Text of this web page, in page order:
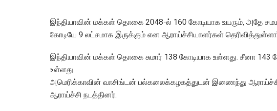
இந்தியாவின் மக்கள் தொகை 2048-ல் 160 கோடியாக உயரும், அதே
கோடியே 9 லட்சமாக இருக்கும் என ஆராய்ச்சியாளர்கள்
இந்தியாவின் மக்கள் தொகை சுமார் 138 கோடியாக உள்ளது. சீனா
உள்ளது.
அமெரிக்காவின் வாசிங்டன் பல்கலைக்கழகத்துடன் இணைந்து
ஆராய்ச்சி நடத்தினர்.